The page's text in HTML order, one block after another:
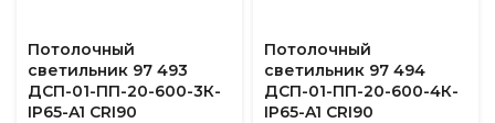
Потолочный
светильник 97 493
ДСП-01-ПП-20-600-3К-
IP65-A1 CRI90
Потолочный
светильник 97 494
ДСП-01-ПП-20-600-4К-
IP65-A1 CRI90